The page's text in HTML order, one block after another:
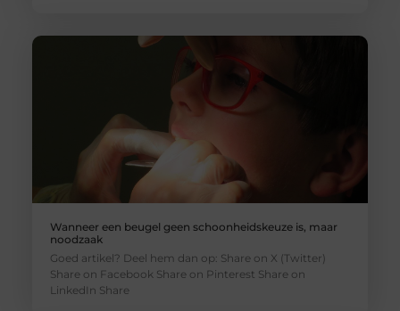
Wanneer een beugel geen schoonheidskeuze is, maar
noodzaak
Goed artikel? Deel hem dan op: Share on X (Twitter)
Share on Facebook Share on Pinterest Share on
LinkedIn Share